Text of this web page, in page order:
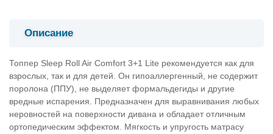
Описание
Топпер Sleep Roll Air Comfort 3+1 Lite рекомендуется как для
взрослых, так и для детей. Он гипоаллергенный, не содержит
поролона (ППУ), не выделяет формальдегиды и другие
вредные испарения. Предназначен для выравнивания любых
неровностей на поверхности дивана и обладает отличным
ортопедическим эффектом. Мягкость и упругость матрасу